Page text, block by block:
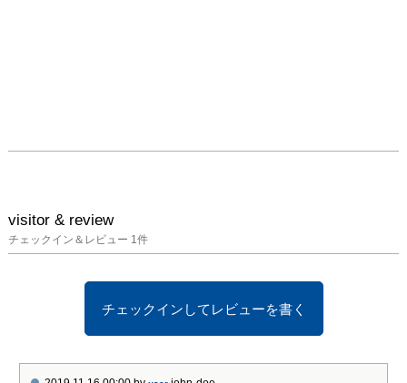
visitor & review
チェックイン＆レビュー 1件
チェックインしてレビューを書く